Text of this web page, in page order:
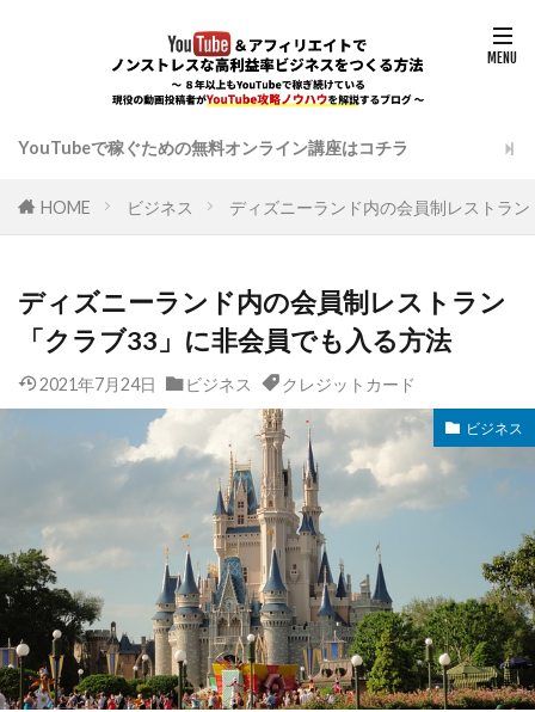
YouTubeで稼ぐための無料オンライン講座はコチラ
HOME ビジネス ディズニーランド内の会員制レストラ
ディズニーランド内の会員制レストラン
「クラブ33」に非会員でも入る方法
2021年7月24日 ビジネス クレジットカード
ビジネス